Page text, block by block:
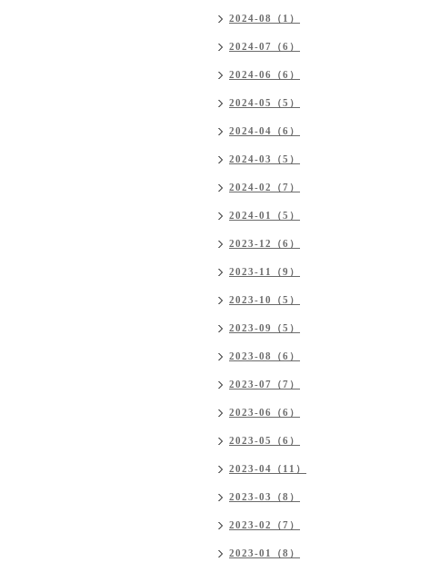
2024-08（1）
2024-07（6）
2024-06（6）
2024-05（5）
2024-04（6）
2024-03（5）
2024-02（7）
2024-01（5）
2023-12（6）
2023-11（9）
2023-10（5）
2023-09（5）
2023-08（6）
2023-07（7）
2023-06（6）
2023-05（6）
2023-04（11）
2023-03（8）
2023-02（7）
2023-01（8）